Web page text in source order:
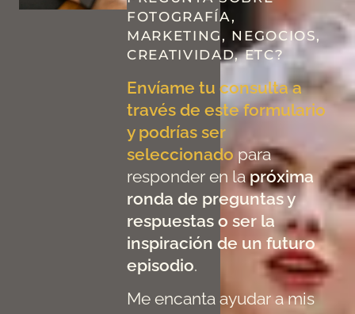
FOTOGRAFÍA,
MARKETING, NEGOCIOS,
CREATIVIDAD, ETC?
Envíame tu consulta a
través de este formulario
y podrías ser
seleccionado para
responder en lapróxima
ronda de preguntas y
respuestas o ser la
inspiración de un futuro
episodio.
Me encanta ayudar a mis